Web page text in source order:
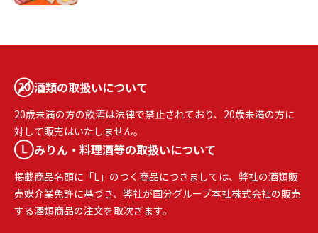
酒類の取扱いについて
20歳未満の方の飲酒は法律で禁止されており、20歳未満の方に
対して販売はいたしません。
みりん・料理酒等の取扱いについて
掲載商品名頭に「L」のつく商品につきましては、弊社の酒類販
売媒介業免許に基づき、弊社が国分グループ本社株式会社の販売
する酒類商品の注文を取次ぎます。